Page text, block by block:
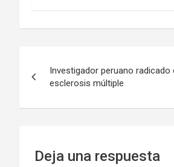
de
entradas
Investigador peruano
esclerosis múltiple
Deja una respuesta